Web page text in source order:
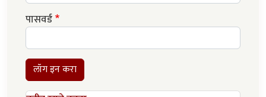
पासवर्ड
लॉग इन करा